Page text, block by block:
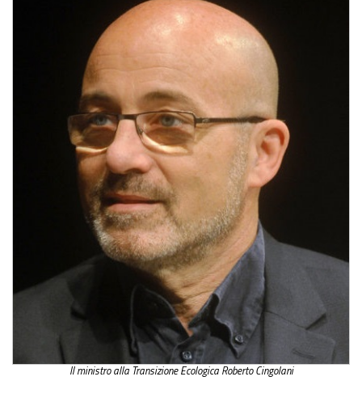
Il ministro alla Transizione Ecologica Roberto Cingolani